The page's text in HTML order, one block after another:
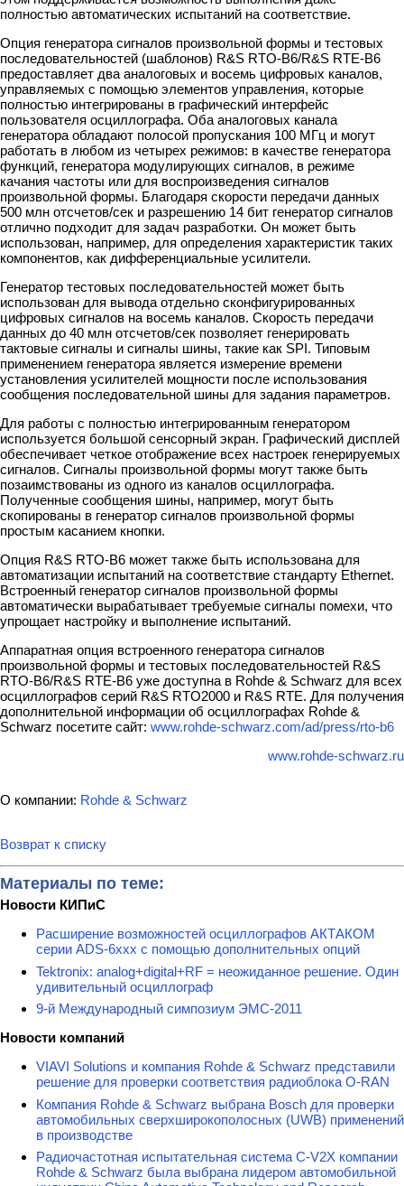
полностью автоматических испытаний на соответствие.
Опция генератора сигналов произвольной формы и тестовых
последовательностей (шаблонов) R&S RTO-B6/R&S RTE-B6
предоставляет два аналоговых и восемь цифровых каналов,
управляемых с помощью элементов управления, которые
полностью интегрированы в графический интерфейс
пользователя осциллографа. Оба аналоговых канала
генератора обладают полосой пропускания 100 МГц и могут
работать в любом из четырех режимов: в качестве генератора
функций, генератора модулирующих сигналов, в режиме
качания частоты или для воспроизведения сигналов
произвольной формы. Благодаря скорости передачи данных
500 млн отсчетов/сек и разрешению 14 бит генератор сигналов
отлично подходит для задач разработки. Он может быть
использован, например, для определения характеристик таких
компонентов, как дифференциальные усилители.
Генератор тестовых последовательностей может быть
использован для вывода отдельно сконфигурированных
цифровых сигналов на восемь каналов. Скорость передачи
данных до 40 млн отсчетов/сек позволяет генерировать
тактовые сигналы и сигналы шины, такие как SPI. Типовым
применением генератора является измерение времени
установления усилителей мощности после использования
сообщения последовательной шины для задания параметров.
Для работы с полностью интегрированным генератором
используется большой сенсорный экран. Графический дисплей
обеспечивает четкое отображение всех настроек генерируемых
сигналов. Сигналы произвольной формы могут также быть
позаимствованы из одного из каналов осциллографа.
Полученные сообщения шины, например, могут быть
скопированы в генератор сигналов произвольной формы
простым касанием кнопки.
Опция R&S RTO-B6 может также быть использована для
автоматизации испытаний на соответствие стандарту Ethernet.
Встроенный генератор сигналов произвольной формы
автоматически вырабатывает требуемые сигналы помехи, что
упрощает настройку и выполнение испытаний.
Аппаратная опция встроенного генератора сигналов
произвольной формы и тестовых последовательностей R&S
RTO-B6/R&S RTE-B6 уже доступна в Rohde & Schwarz для всех
осциллографов серий R&S RTO2000 и R&S RTE. Для получения
дополнительной информации об осциллографах Rohde &
Schwarz посетите сайт: www.rohde-schwarz.com/ad/press/rto-b6
www.rohde-schwarz.ru
О компании: Rohde & Schwarz
Возврат к списку
Материалы по теме:
Новости КИПиС
Расширение возможностей осциллографов АКТАКОМ
серии ADS-6ххх с помощью дополнительных опций
Tektronix: analog+digital+RF = неожиданное решение. Один
удивительный осциллограф
9-й Международный симпозиум ЭМС-2011
Новости компаний
VIAVI Solutions и компания Rohde & Schwarz представили
решение для проверки соответствия радиоблока O-RAN
Компания Rohde & Schwarz выбрана Bosch для проверки
автомобильных сверхширокополосных (UWB) применений
в производстве
Радиочастотная испытательная система C-V2X компании
Rohde & Schwarz была выбрана лидером автомобильной